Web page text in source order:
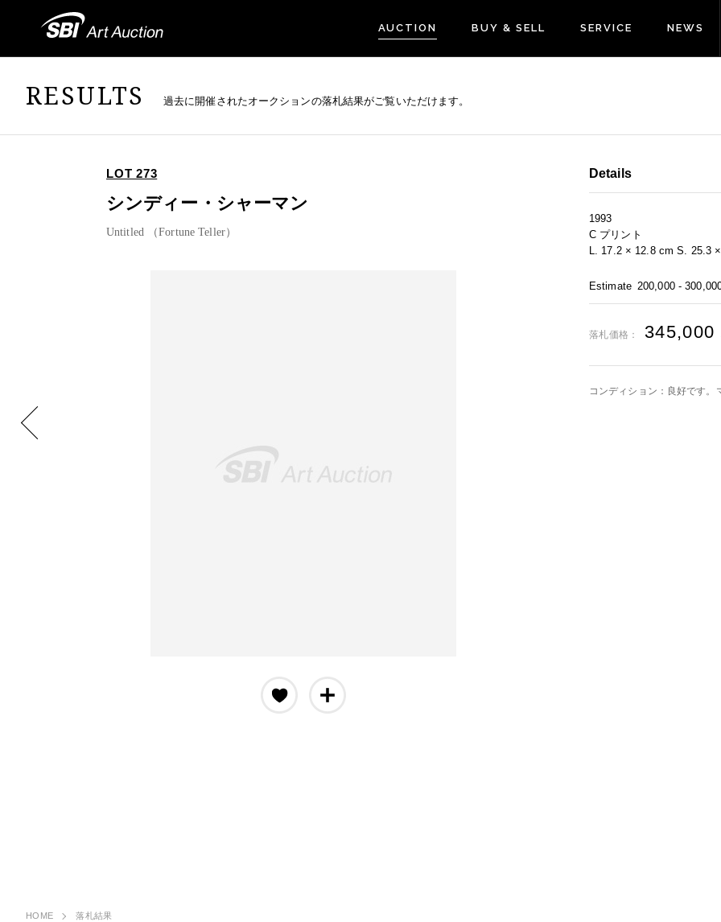
AUCTION BUY & SELL SERVICE NEWS
RESULTS 過去に開催されたオークションの落札結果がご覧いただけます。
LOT 273
シンディー・シャーマン
Untitled （Fortune Teller）
Details
1993
C プリント
L. 17.2 × 12.8 cm S. 25.3
Estimate 200,000 -
落札価格： 345,000
コンディション：良好です。
HOME 落札結果